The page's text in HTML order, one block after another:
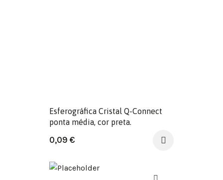
Esferográfica Cristal Q-Connect
ponta média, cor preta.
0,09 €